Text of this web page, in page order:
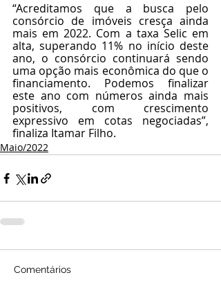
“Acreditamos que a busca pelo
consórcio de imóveis cresça ainda
mais em 2022. Com a taxa Selic em
alta, superando 11% no início deste
ano, o consórcio continuará sendo
uma opção mais econômica do que o
financiamento. Podemos finalizar
este ano com números ainda mais
positivos, com crescimento
expressivo em cotas negociadas”,
finaliza Itamar Filho.
Maio/2022
Comentários